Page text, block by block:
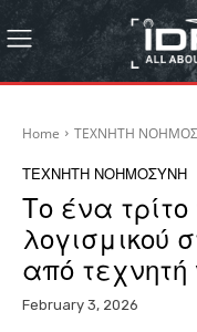
Home ΤΕΧΝΗΤΗ
ΤΕΧΝΗΤΗ ΝΟΗΜΟΣΥΝΗ
Το ένα τρίτο
λογισμικού
από τεχνητή
February 3, 2026